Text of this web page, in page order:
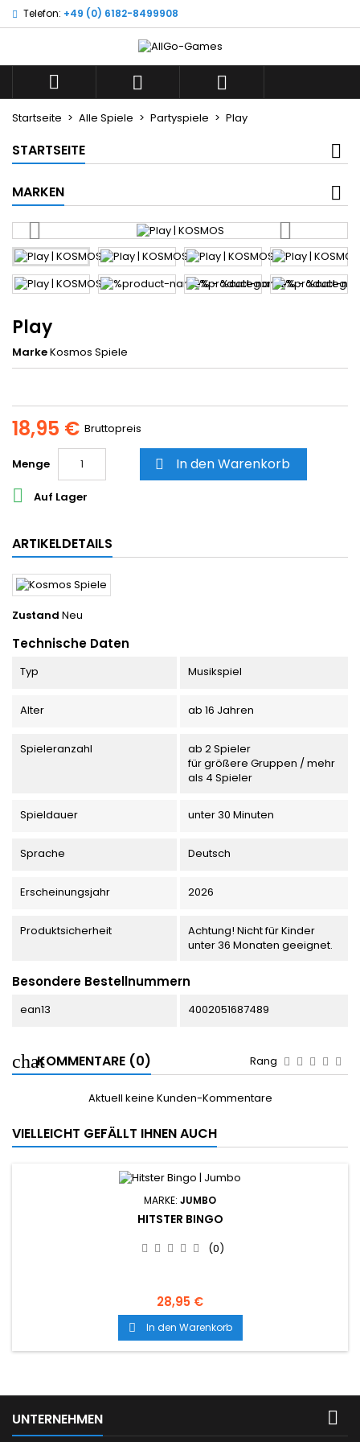
Telefon: +49 (0) 6182-8499908
  
Startseite Alle Spiele Partyspiele Play
STARTSEITE
MARKEN
Play
MarkeKosmos Spiele
18,95 € Bruttopreis
Menge  In den Warenkorb
 Auf Lager
ARTIKELDETAILS
Zustand Neu
Technische Daten
Typ Musikspiel
Alter ab 16 Jahren
Spieleranzahl
ab 2 Spieler
für größere Gruppen / mehr
als 4 Spieler
Spieldauer unter 30 Minuten
Sprache Deutsch
Erscheinungsjahr 2026
Produktsicherheit
Achtung! Nicht für Kinder
unter 36 Monaten geeignet.
Besondere Bestellnummern
ean13 4002051687489
KOMMENTARE (0) Rang
Aktuell keine Kunden-Kommentare
VIELLEICHT GEFÄLLT IHNEN AUCH
MARKE: JUMBO
HITSTER BINGO
(0)
28,95 €
 In den Warenkorb
UNTERNEHMEN 
Wunschliste ×
add_circle_outline
Neue Liste anlegen
((title)) ×
((label))
Anmelden ×
Sie müssen angemeldet sein, um Artikel Ihrer
Wunschliste hinzufügen zu können.